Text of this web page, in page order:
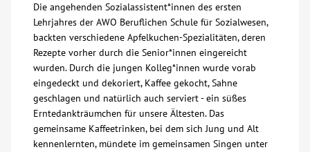
Veranstaltungen
Spenden
Mitmachen
Karriere
Die angehenden Sozialassistent*innen des ersten
Lehrjahres der AWO Beruflichen Schule für Sozialwesen,
backten verschiedene Apfelkuchen-Spezialitäten, deren
Rezepte vorher durch die Senior*innen eingereicht
wurden. Durch die jungen Kolleg*innen wurde vorab
eingedeckt und dekoriert, Kaffee gekocht, Sahne
geschlagen und natürlich auch serviert - ein süßes
Erntedankträumchen für unsere Ältesten. ​Das
gemeinsame Kaffeetrinken, bei dem sich Jung und Alt
kennenlernten, mündete im gemeinsamen Singen unter